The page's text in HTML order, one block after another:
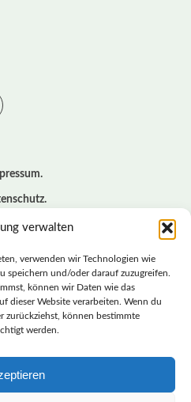
verwalten
verwenden wir Technologien wie
speichern und/oder darauf zuzugreifen.
können wir Daten wie das
dieser Website verarbeiten. Wenn du
zurückziehst, können bestimmte
werden.
(EU)
PARTEI DEUTSCHLAND *
SACHSEN